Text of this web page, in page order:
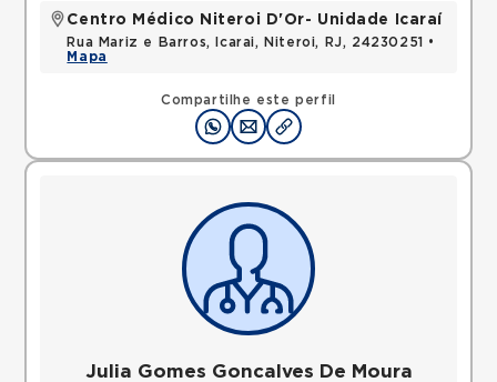
Compartilhe este perfil
Centro Médico Niteroi D'Or- Unidade Icaraí
Rua Mariz e Barros, Icarai, Niteroi, RJ, 24230251 •
Mapa
Julia Gomes Goncalves De Moura